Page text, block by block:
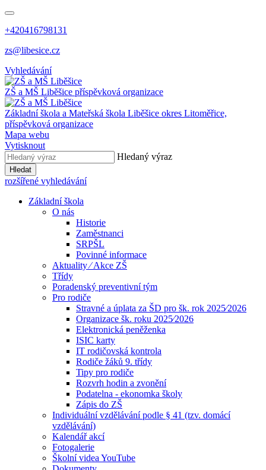
+420416798131
zs@libesice.cz
Vyhledávání
ZŠ a MŠ Liběšice příspěvková organizace
Základní škola a Mateřská škola Liběšice okres Litoměřice,
příspěvková organizace
Mapa webu
Vytisknout
Hledaný výraz
Hledat
rozšířené vyhledávání
Základní škola
O nás
Historie
Zaměstnanci
SRPŠL
Povinné informace
Aktuality ⁄ Akce ZŠ
Třídy
Poradenský preventivní tým
Pro rodiče
Stravné a úplata za ŠD pro šk. rok 2025⁄2026
Organizace šk. roku 2025⁄2026
Elektronická peněženka
ISIC karty
IT rodičovská kontrola
Rodiče žáků 9. třídy
Tipy pro rodiče
Rozvrh hodin a zvonění
Podatelna - ekonomka školy
Zápis do ZŠ
Individuální vzdělávání podle § 41 (tzv. domácí
vzdělávání)
Kalendář akcí
Fotogalerie
Školní videa YouTube